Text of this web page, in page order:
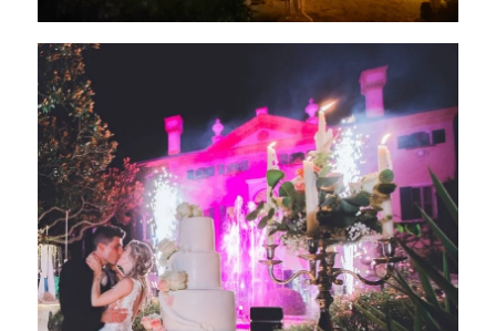
Taglio della torta nuziale…
Alcuni esempi di tableau de
mariage.